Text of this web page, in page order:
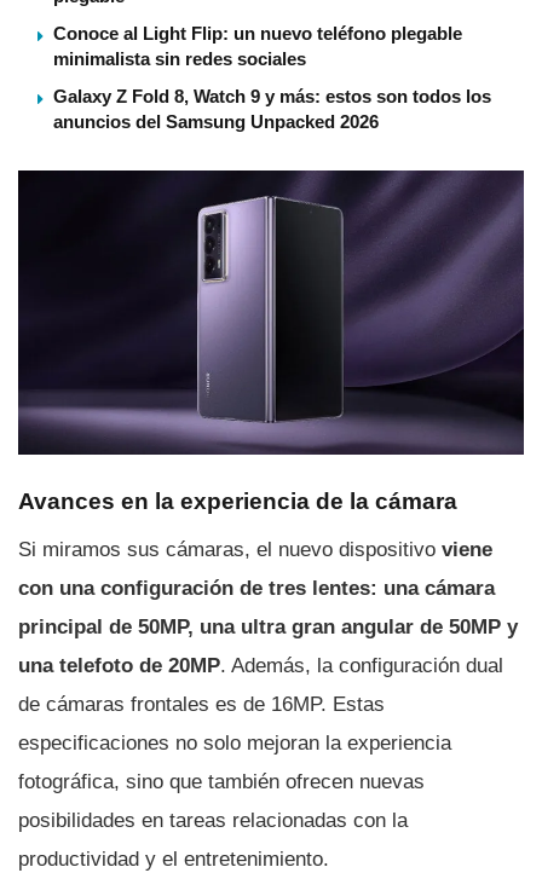
Conoce al Light Flip: un nuevo teléfono plegable
minimalista sin redes sociales
Galaxy Z Fold 8, Watch 9 y más: estos son todos los
anuncios del Samsung Unpacked 2026
Avances en la experiencia de la cámara
Si miramos sus cámaras, el nuevo dispositivo viene
con una configuración de tres lentes: una cámara
principal de 50MP, una ultra gran angular de 50MP y
una telefoto de 20MP. Además, la configuración dual
de cámaras frontales es de 16MP. Estas
especificaciones no solo mejoran la experiencia
fotográfica, sino que también ofrecen nuevas
posibilidades en tareas relacionadas con la
productividad y el entretenimiento.